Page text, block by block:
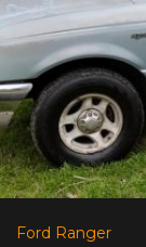
Ford Ranger